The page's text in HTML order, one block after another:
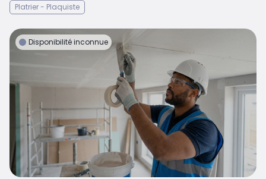
Platrier - Plaquiste
Disponibilité inconnue